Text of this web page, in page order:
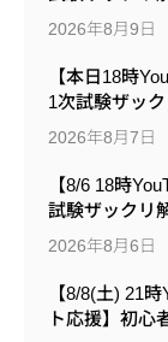
2026年8月9日
【本日18時
1次試験ザッ
2026年8月7日
【8/6 18時
試験ザックリ
2026年8月6日
【8/8(土) 21
ト応援】初心